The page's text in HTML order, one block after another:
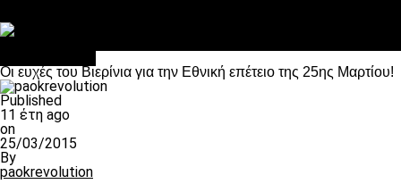
Οι ευχές του Βιερίνια για την Εθνική επέτειο της 25ης Μαρτίου!
Published
11 έτη ago
on
25/03/2015
By
paokrevolution